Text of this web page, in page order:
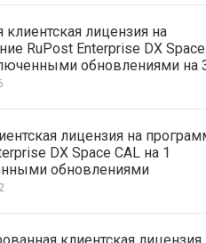
клиентская лицензия на
RuPost Enterprise DX
обновлениями на
лицензия на
DX Space CAL на 1
обновлениями